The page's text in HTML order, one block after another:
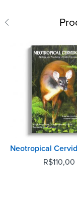
R$110,00